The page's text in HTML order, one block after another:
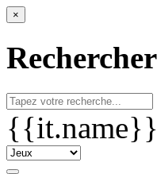
×
{{it.name}}